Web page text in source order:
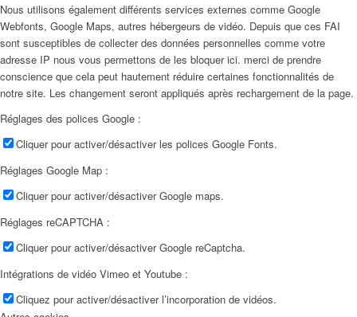
Nous utilisons également différents services externes comme Google
Webfonts, Google Maps, autres hébergeurs de vidéo. Depuis que ces FAI
sont susceptibles de collecter des données personnelles comme votre
adresse IP nous vous permettons de les bloquer ici. merci de prendre
conscience que cela peut hautement réduire certaines fonctionnalités de
notre site. Les changement seront appliqués après rechargement de la page.
Réglages des polices Google :
Cliquer pour activer/désactiver les polices Google Fonts.
Réglages Google Map :
Cliquer pour activer/désactiver Google maps.
Réglages reCAPTCHA :
Cliquer pour activer/désactiver Google reCaptcha.
Intégrations de vidéo Vimeo et Youtube :
Cliquez pour activer/désactiver l’incorporation de vidéos.